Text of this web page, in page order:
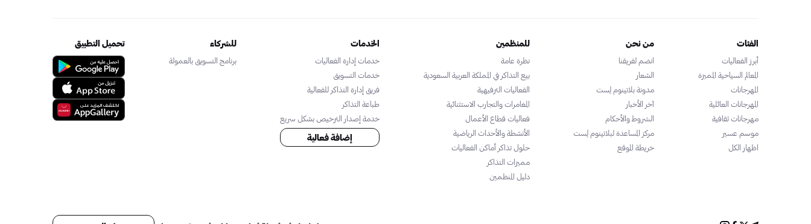
الفئات
أبرز الفعاليات
المعالم السياحية المميزة
المهرجانات
المهرجانات العائلية
مهرجانات ثقافية
موسم عسير
اظهار الكل
من نحن
انضم لفريقنا
الشعار
مدونة بلاتينوم لِست
آخر الأخبار
الشروط والأحكام
مركز المساعدة لبلاتينوم لِست
خريطة الموقع
للمنظمين
نظرة عامة
بيع التذاكر في المملكة العربية السعودية
الفعاليات الترفيهية
المغامرات والتجارب الاستثنائية
فعاليات قطاع الأعمال
الأنشطة والأحداث الرياضية
حلول تذاكر أماكن الفعاليات
مميزات التذاكر
دليل المنظمين
الخدمات
خدمات إدارة الفعاليات
خدمات التسويق
فريق إدارة التذاكر للفعالية
طباعة التذاكر
خدمة إصدار الترخيص بشكل سريع
إضافة فعالية
للشركاء
برنامج التسويق بالعمولة
تحميل التطبيق